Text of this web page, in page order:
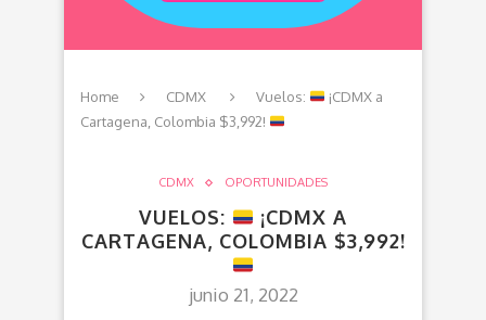
Home CDMX Vuelos:
¡CDMX a
Cartagena, Colombia $3,992!
CDMX OPORTUNIDADES
VUELOS:
¡CDMX A
CARTAGENA, COLOMBIA $3,992!
junio 21, 2022